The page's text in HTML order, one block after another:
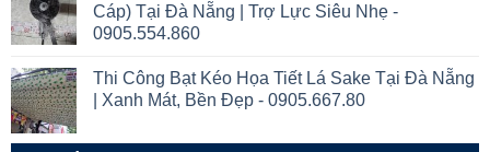
Cáp) Tại Đà Nẵng | Trợ Lực Siêu Nhẹ -
0905.554.860
Thi Công Bạt Kéo Họa Tiết Lá Sake Tại Đà Nẵng
| Xanh Mát, Bền Đẹp - 0905.667.80